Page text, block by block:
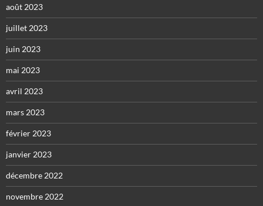
août 2023
juillet 2023
juin 2023
mai 2023
avril 2023
mars 2023
février 2023
janvier 2023
décembre 2022
novembre 2022